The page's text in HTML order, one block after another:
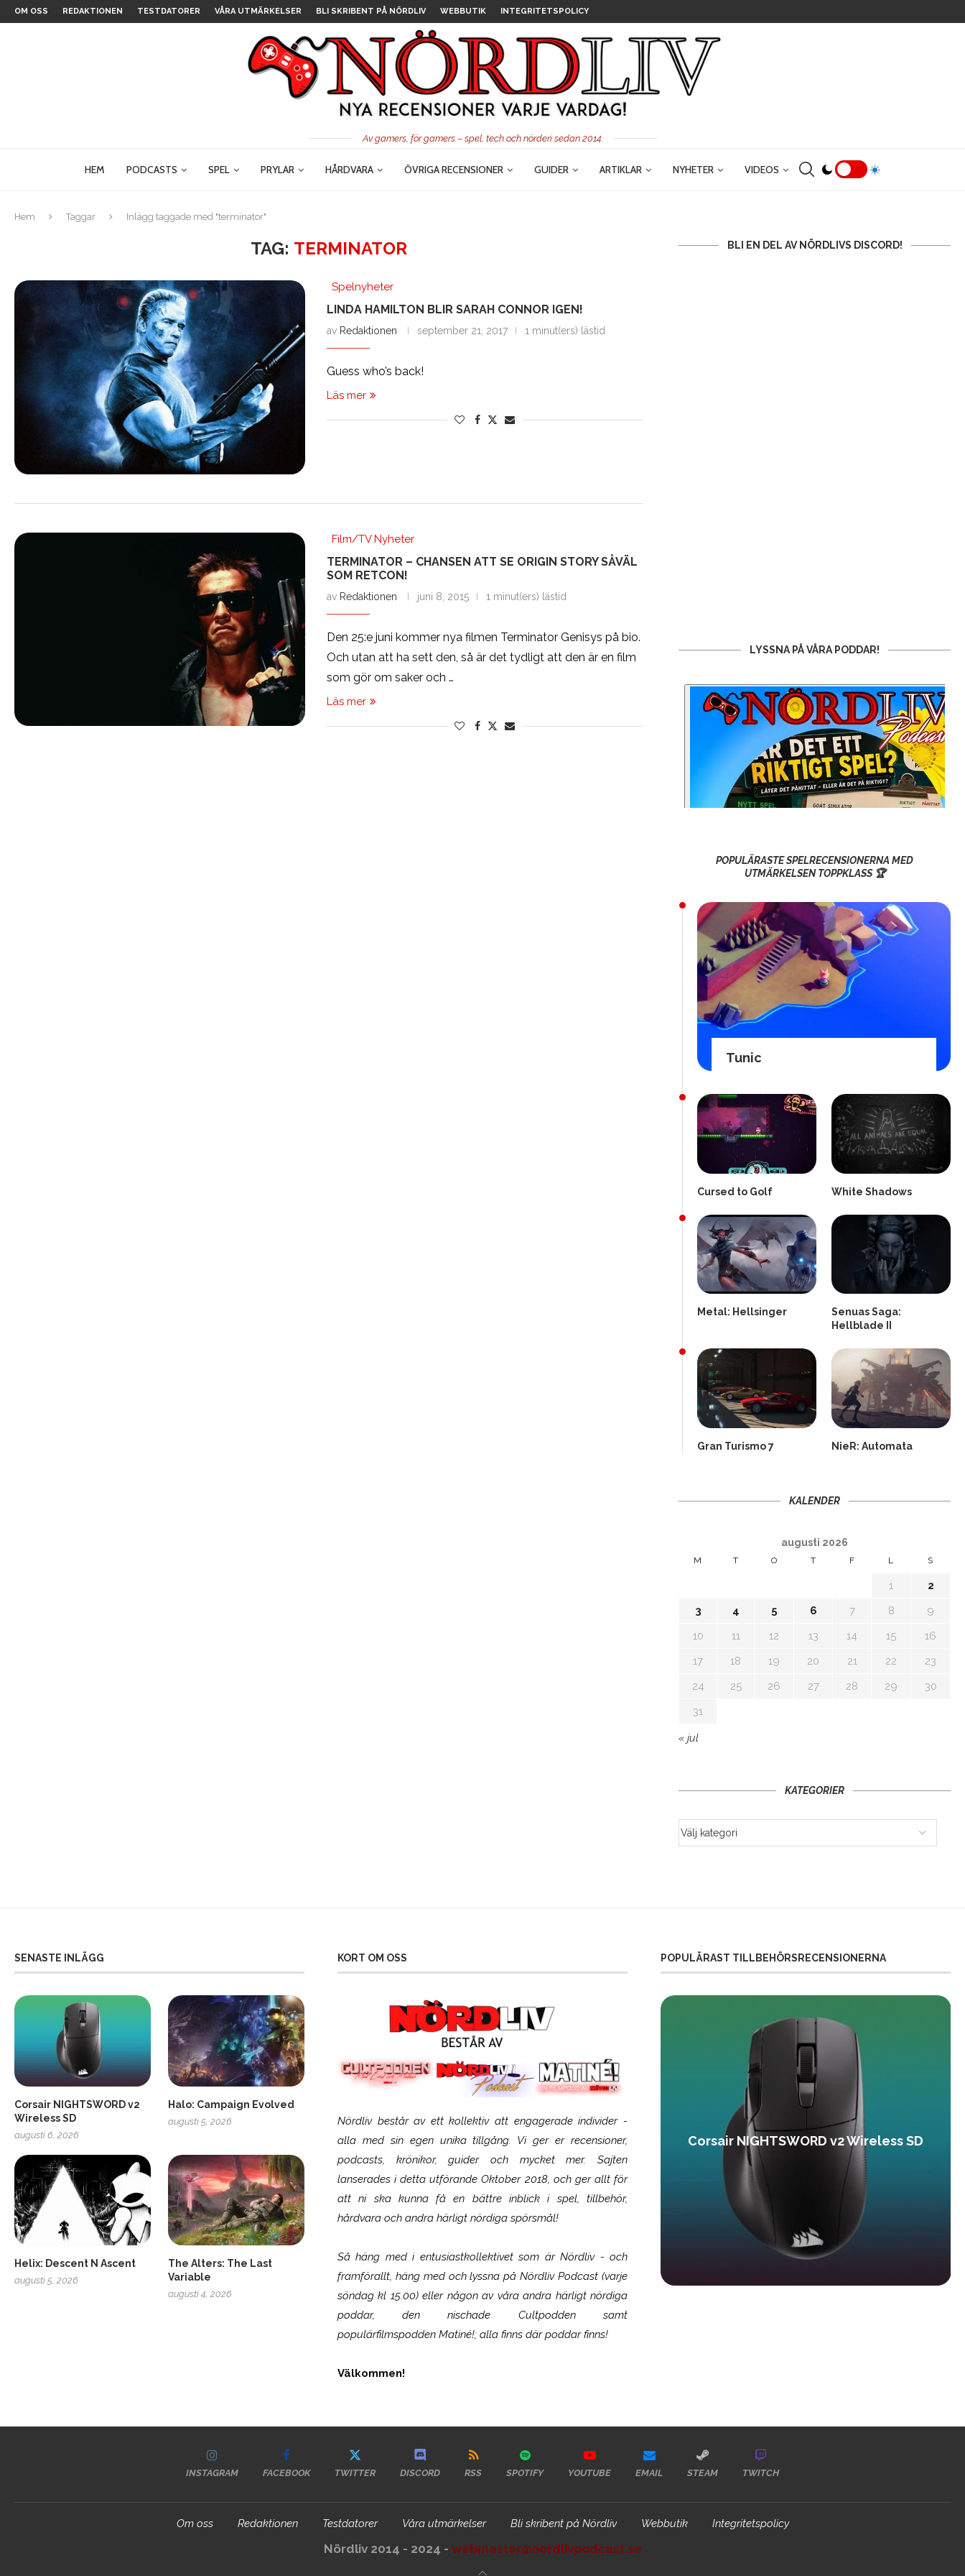
OM OSS REDAKTIONEN TESTDATORER VÅRA UTMÄRKELSER BLI SKRIBENT PÅ NÖRDLIV WEBBUTIK INTEGRITETSPOLICY
Av gamers, för gamers – spel, tech och nörderi sedan 2014.
HEM PODCASTS SPEL PRYLAR HÅRDVARA ÖVRIGA RECENSIONER GUIDER ARTIKLAR NYHETER VIDEOS
Hem Taggar Inlägg taggade med "terminator"
TAG: TERMINATOR
Spelnyheter
LINDA HAMILTON BLIR SARAH CONNOR IGEN!
av Redaktionen september 21, 2017 1 minut(ers) lästid
Guess who’s back!
Läs mer
Film/TV Nyheter
TERMINATOR – CHANSEN ATT SE ORIGIN STORY SÅVÄL
SOM RETCON!
av Redaktionen juni 8, 2015 1 minut(ers) lästid
Den 25:e juni kommer nya filmen Terminator Genisys på bio.
Och utan att ha sett den, så är det tydligt att den är en film
som gör om saker och …
Läs mer
BLI EN DEL AV NÖRDLIVS DISCORD!
LYSSNA PÅ VÅRA PODDAR!
POPULÄRASTE SPELRECENSIONERNA MED
UTMÄRKELSEN TOPPKLASS 🏆
Tunic
Cursed to Golf White Shadows
Metal: Hellsinger
Senuas Saga:
Hellblade II
Gran Turismo 7 NieR: Automata
KALENDER
augusti 2026
M T O T F L S
1
2
3
4 5 6 7 8
9
10
11 12 13 14 15
16
17
18 19 20 21 22
23
24
25 26 27 28 29
30
31
« jul
KATEGORIER
SENASTE INLÄGG
Corsair NIGHTSWORD v2
Wireless SD
augusti 6, 2026
Halo: Campaign Evolved
augusti 5, 2026
Helix: Descent N Ascent
augusti 5, 2026
The Alters: The Last
Variable
augusti 4, 2026
KORT OM OSS
Nördliv består av ett kollektiv att engagerade individer -
alla med sin egen unika tillgång. Vi ger er recensioner,
podcasts, krönikor, guider och mycket mer. Sajten
lanserades i detta utförande Oktober 2018, och ger allt för
att ni ska kunna få en bättre inblick i spel, tillbehör,
hårdvara och andra härligt nördiga spörsmål!
Så häng med i entusiastkollektivet som ärNördliv- och
framförallt, häng med och lyssna på Nördliv Podcast (varje
söndag kl 15.00) eller någon av våra andra härligt nördiga
poddar, den nischade Cultpodden samt
populärfilmspodden Matiné!; alla finns där poddar finns!
Välkommen!
POPULÄRAST TILLBEHÖRSRECENSIONERNA
SCUF Gaming Omega Corsair NIGHTSWORD v2 Wireless SD
INSTAGRAM FACEBOOK TWITTER DISCORD RSS SPOTIFY YOUTUBE EMAIL STEAM TWITCH
Om oss Redaktionen Testdatorer Våra utmärkelser Bli skribent på Nördliv Webbutik Integritetspolicy
Nördliv 2014 - 2024 - webmaster@nordlivpodcast.se